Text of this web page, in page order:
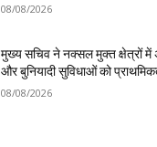
08/08/2026
मुख्य सचिव ने नक्सल मुक्त क्षेत्रों में
और बुनियादी सुविधाओं को
08/08/2026